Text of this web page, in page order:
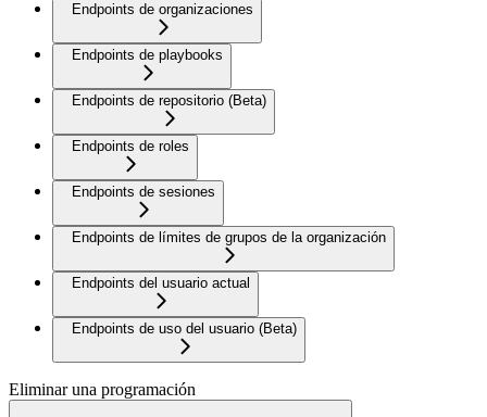
Endpoints de organizaciones
Endpoints de playbooks
Endpoints de repositorio (Beta)
Endpoints de roles
Endpoints de sesiones
Endpoints de límites de grupos de la organización
Endpoints del usuario actual
Endpoints de uso del usuario (Beta)
Eliminar una programación